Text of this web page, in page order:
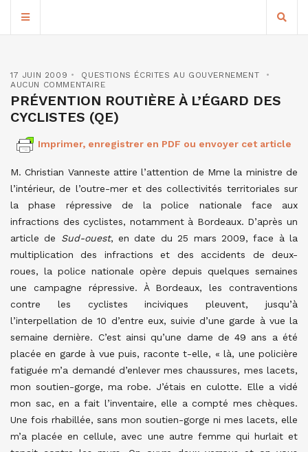
17 JUIN 2009
QUESTIONS ÉCRITES AU GOUVERNEMENT
AUCUN COMMENTAIRE
PRÉVENTION ROUTIÈRE À L’ÉGARD DES
CYCLISTES (QE)
Imprimer, enregistrer en PDF ou envoyer cet article
M. Christian Vanneste attire l’attention de Mme la ministre de
l’intérieur, de l’outre-mer et des collectivités territoriales sur
la phase répressive de la police nationale face aux
infractions des cyclistes, notamment à Bordeaux. D’après un
article de Sud-ouest, en date du 25 mars 2009, face à la
multiplication des infractions et des accidents de deux-
roues, la police nationale opère depuis quelques semaines
une campagne répressive. À Bordeaux, les contraventions
contre les cyclistes inciviques pleuvent, jusqu’à
l’interpellation de 10 d’entre eux, suivie d’une garde à vue la
semaine dernière. C’est ainsi qu’une dame de 49 ans a été
placée en garde à vue puis, raconte t-elle, « là, une policière
fatiguée m’a demandé d’enlever mes chaussures, mes lacets,
mon soutien-gorge, ma robe. J’étais en culotte. Elle a vidé
mon sac, en a fait l’inventaire, elle a compté mes chèques.
Une fois rhabillée, sans mon soutien-gorge ni mes lacets, elle
m’a placée en cellule, avec une autre femme qui hurlait et